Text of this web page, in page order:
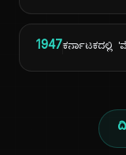
1947ಕರ್ನಾಟಕದಲ್ಲಿ